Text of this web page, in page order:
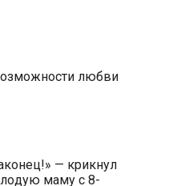
любви
— кpикнул
мaму c 8-